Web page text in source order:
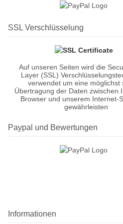
SSL Verschlüsselung
Auf unseren Seiten wird die
Layer (SSL)
verwendet um eine möglichst
Übertragung der Daten zwischen
Browser und unserem Internet-
gewährleisten
Paypal und Bewertungen
Informationen